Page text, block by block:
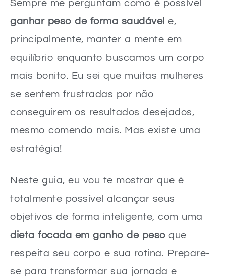
Sempre me perguntam como é possível
ganhar peso de forma saudável e,
principalmente, manter a mente em
equilíbrio enquanto buscamos um corpo
mais bonito. Eu sei que muitas mulheres
se sentem frustradas por não
conseguirem os resultados desejados,
mesmo comendo mais. Mas existe uma
estratégia!
Neste guia, eu vou te mostrar que é
totalmente possível alcançar seus
objetivos de forma inteligente, com uma
dieta focada em ganho de pesoque
respeita seu corpo e sua rotina. Prepare-
se para transformar sua jornada e